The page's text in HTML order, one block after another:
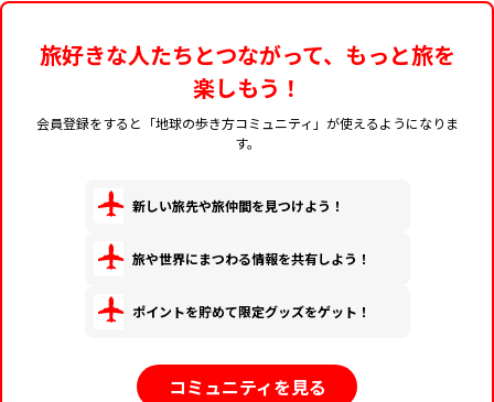
旅好きな人たちとつながって、もっと旅を
楽しもう！
会員登録をすると「地球の歩き方コミュニティ」が使えるようになりま
す。
新しい旅先や旅仲間を見つけよう！
旅や世界にまつわる情報を共有しよう！
ポイントを貯めて限定グッズをゲット！
コミュニティを見る